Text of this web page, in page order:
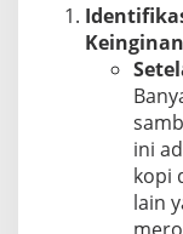
ini
kopi
lain